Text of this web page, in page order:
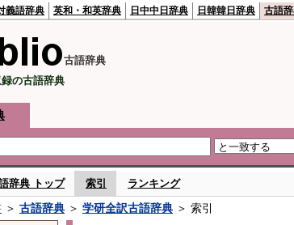
義語辞典 英和・和英辞典 日中中日辞典 日韓韓日辞典 古語
古語辞典
の古語辞典
辞典 トップ 索引 ランキング
＞ 古語辞典 ＞ 学研全訳古語辞典 ＞ 索引